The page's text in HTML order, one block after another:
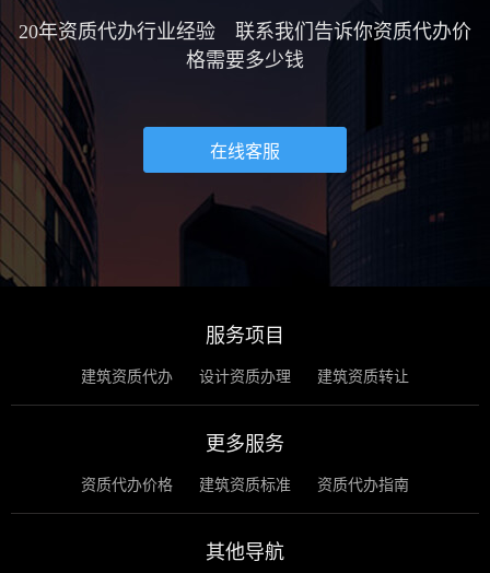
20年资质代办行业经验 联系我们告诉你资质代办价
格需要多少钱
在线客服
服务项目
建筑资质代办 设计资质办理 建筑资质转让
更多服务
资质代办价格 建筑资质标准 资质代办指南
其他导航